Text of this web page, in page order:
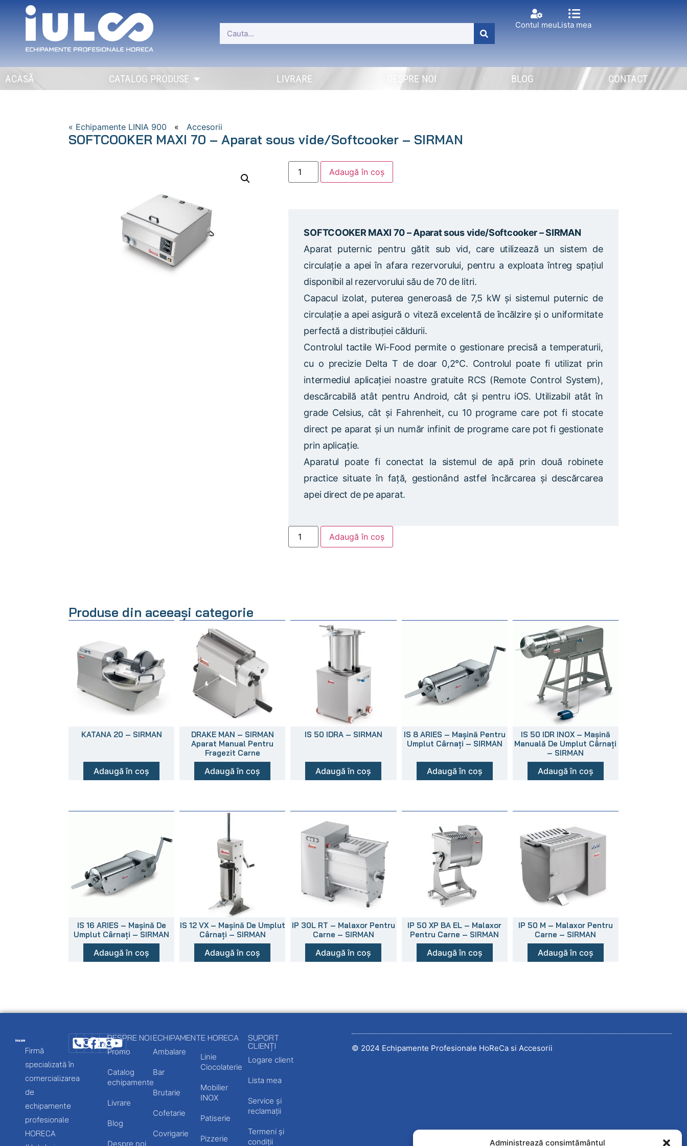
Administrează consimțământul
Contul meuLista mea
ACASĂ CATALOG PRODUSE LIVRARE DESPRE NOI BLOG CONTACT
« Echipamente LINIA 900 «Accesorii
SOFTCOOKER MAXI 70 – Aparat sous vide/Softcooker – SIRMAN
Adaugă în coș
SOFTCOOKER MAXI 70 – Aparat sous vide/Softcooker – SIRMAN
Aparat puternic pentru gătit sub vid, care utilizează un sistem de
circulație a apei în afara rezervorului, pentru a exploata întreg spațiul
disponibil al rezervorului său de 70 de litri.
Capacul izolat, puterea generoasă de 7,5 kW și sistemul puternic de
circulație a apei asigură o viteză excelentă de încălzire și o uniformitate
perfectă a distribuției căldurii.
Controlul tactile Wi-Food permite o gestionare precisă a temperaturii,
cu o precizie Delta T de doar 0,2°C. Controlul poate fi utilizat prin
intermediul aplicației noastre gratuite RCS (Remote Control System),
descărcabilă atât pentru Android, cât și pentru iOS. Utilizabil atât în
grade Celsius, cât și Fahrenheit, cu 10 programe care pot fi stocate
direct pe aparat și un număr infinit de programe care pot fi gestionate
prin aplicație.
Aparatul poate fi conectat la sistemul de apă prin două robinete
practice situate în față, gestionând astfel încărcarea și descărcarea
apei direct de pe aparat.
Adaugă în coș
Produse din aceeași categorie
KATANA 20 – SIRMAN
Adaugă în coș
DRAKE MAN – SIRMAN
Aparat Manual Pentru
Fragezit Carne
Adaugă în coș
IS 50 IDRA – SIRMAN
Adaugă în coș
IS 8 ARIES – Mașină Pentru
Umplut Cârnați – SIRMAN
Adaugă în coș
IS 50 IDR INOX – Mașină
Manuală De Umplut Cârnați
– SIRMAN
Adaugă în coș
IS 16 ARIES – Mașină De
Umplut Cârnați – SIRMAN
Adaugă în coș
IS 12 VX – Mașină De Umplut
Cârnați – SIRMAN
Adaugă în coș
IP 30L RT – Malaxor Pentru
Carne – SIRMAN
Adaugă în coș
IP 50 XP BA EL – Malaxor
Pentru Carne – SIRMAN
Adaugă în coș
IP 50 M – Malaxor Pentru
Carne – SIRMAN
Adaugă în coș
Firmă
specializată în
comercializarea
de
echipamente
profesionale
HORECA
DESPRE NOI
Promo
Catalog
echipamente
Livrare
Blog
Despre noi
ECHIPAMENTE HORECA
Ambalare
Bar
Brutarie
Cofetarie
Covrigarie
Linie
Ciocolaterie
Mobilier
INOX
Patiserie
Pizzerie
SUPORT
CLIENȚI
Logare client
Lista mea
Service și
reclamații
Termeni și
condiții
© 2024 Echipamente Profesionale HoReCa si Accesorii